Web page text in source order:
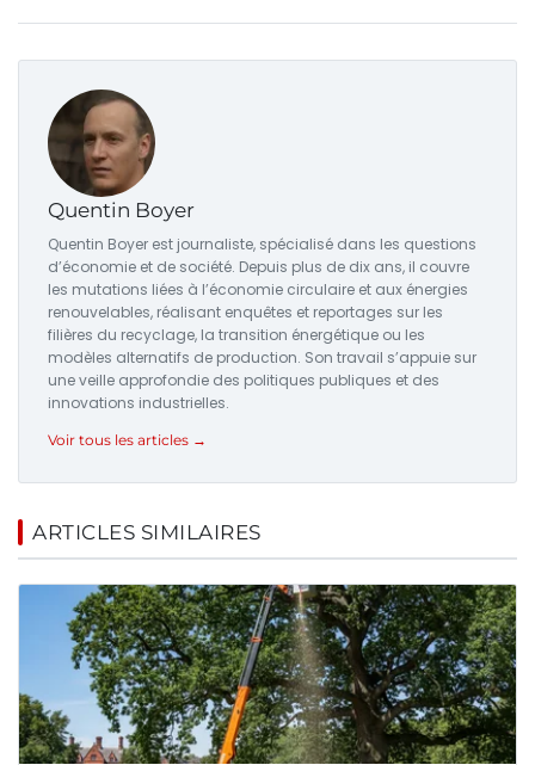
Quentin Boyer
Quentin Boyer est journaliste, spécialisé dans les questions
d’économie et de société. Depuis plus de dix ans, il couvre
les mutations liées à l’économie circulaire et aux énergies
renouvelables, réalisant enquêtes et reportages sur les
filières du recyclage, la transition énergétique ou les
modèles alternatifs de production. Son travail s’appuie sur
une veille approfondie des politiques publiques et des
innovations industrielles.
Voir tous les articles →
ARTICLES SIMILAIRES